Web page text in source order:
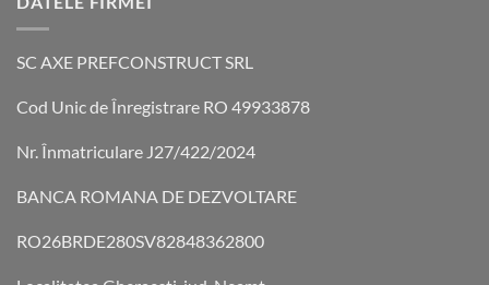
SC AXE PREFCONSTRUCT SRL
Cod Unic de Înregistrare RO 49933878
Nr. Înmatriculare J27/422/2024
BANCA ROMANA DE DEZVOLTARE
RO26BRDE280SV82848362800